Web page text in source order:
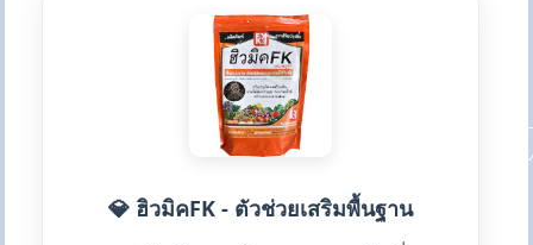
💎 ฮิวมิคFK - ตัวช่วยเสริมพื้นฐาน